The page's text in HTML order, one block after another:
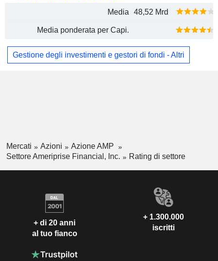
Media
48,52 Mrd
Media ponderata per Capi.
Gestione degli investimenti e gestori di fondi - Altri
Mercati Azioni
Azione AMP
Settore Ameriprise Financial, Inc.
Rating di settore
+ di 20 anni
al tuo fianco
+ 1.300.000
iscritti